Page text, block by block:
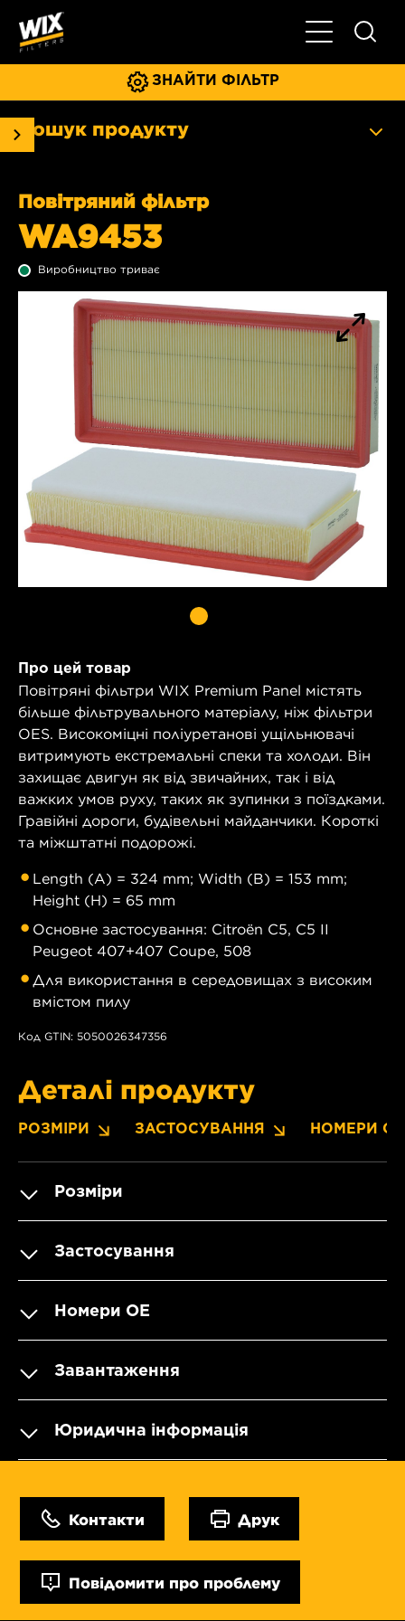
Увімкнути/
ЗНАЙТИ ФІЛЬТР
Пошук продукту
Повітряний фільтр
WA9453
Виробництво триває
Про цей товар
Повітряні фільтри WIX Premium Panel містять
більше фільтрувального матеріалу, ніж фільтри
OES. Високоміцні поліуретанові ущільнювачі
витримують екстремальні спеки та холоди. Він
захищає двигун як від звичайних, так і від
важких умов руху, таких як зупинки з поїздками.
Гравійні дороги, будівельні майданчики. Короткі
та міжштатні подорожі.
Length (A) = 324 mm; Width (B) = 153 mm;
Height (H) = 65 mm
Основне застосування: Citroën C5, C5 II
Peugeot 407+407 Coupe, 508
Для використання в середовищах з високим
вмістом пилу
Код GTIN: 5050026347356
Деталі продукту
РОЗМІРИ ЗАСТОСУВАННЯ НОМЕРИ OE
Розміри
Застосування
Номери OE
Завантаження
Юридична інформація
Контакти Друк
Повідомити про проблему